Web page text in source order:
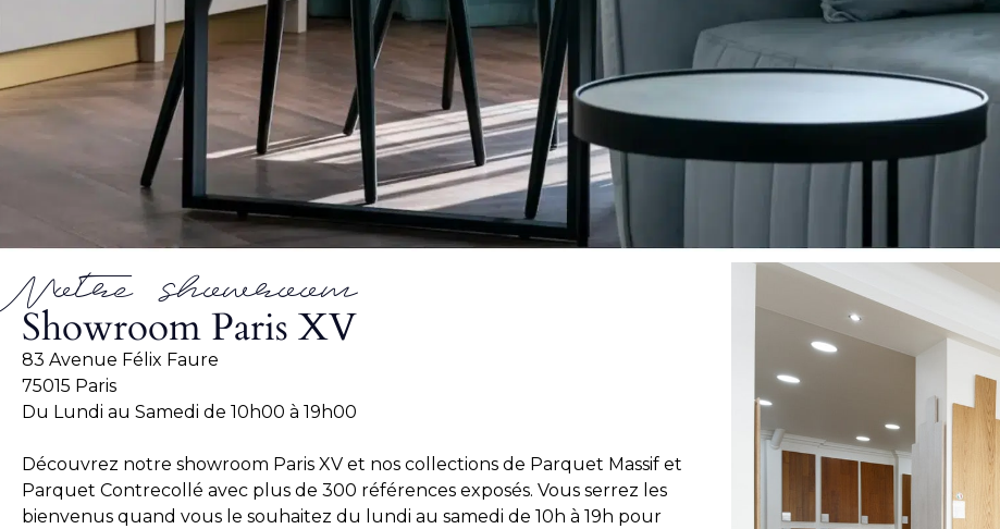
Notre showroom
Showroom Paris XV
83 Avenue Félix Faure
75015 Paris
Du Lundi au Samedi de 10h00 à 19h00
Découvrez notre showroom Paris XV et nos collections de Parquet Massif et
Parquet Contrecollé avec plus de 300 références exposés. Vous serrez les
bienvenus quand vous le souhaitez du lundi au samedi de 10h à 19h pour